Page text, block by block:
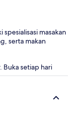
spesialisasi masakan
serta makan
Buka setiap hari